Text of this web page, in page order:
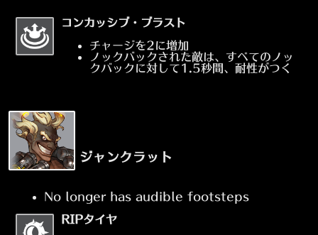
コンカッシブ・ブラスト
チャージを2に増加
ノックバックされた敵は、すべてのノッ
クバックに対して1.5秒間、耐性がつく
ジャンクラット
No longer has audible footsteps
RIPタイヤ